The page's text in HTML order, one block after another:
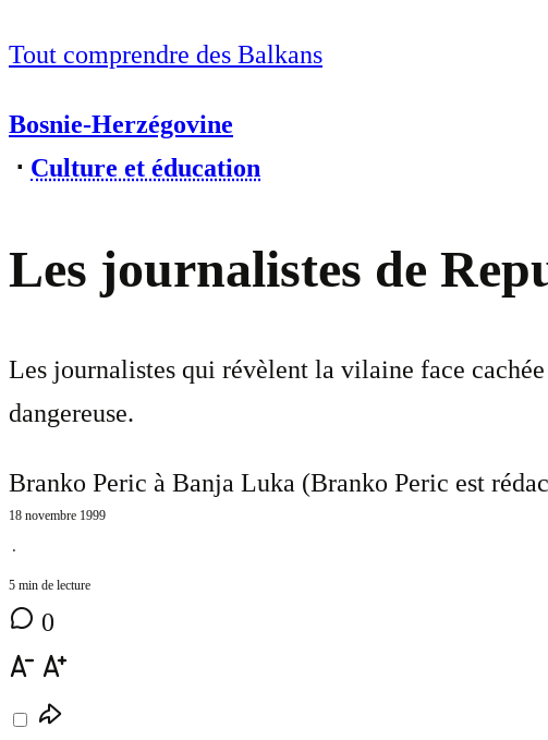
Tout comprendre des Balkans
Bosnie-Herzégovine
⋅ Culture et éducation
Les journalistes de
Les journalistes qui révèlent la vilaine face
dangereuse.
Branko Peric à Banja Luka (Branko Peric est
18 novembre 1999
⋅
5 min de lecture
0